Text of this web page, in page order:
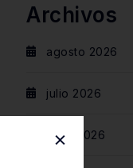
Archivos
agosto 2026
julio 2026
junio 2026